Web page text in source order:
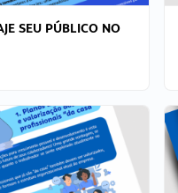
SEU PÚBLICO NO